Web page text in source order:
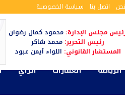
اتصل بنا سياسة الخصوصية
مجلس الإدارة: محمود كمال رضوان
رئيس التحرير:محمد شاكر
المستشار القانوني: اللواء أيمن عبود
الرياضة العقارات الرأي